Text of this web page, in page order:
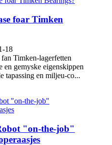
foar Timken
18
Timken-lagerfetten
en gemyske eigenskippen
tapassing en miljeu-co...
"on-the-job"